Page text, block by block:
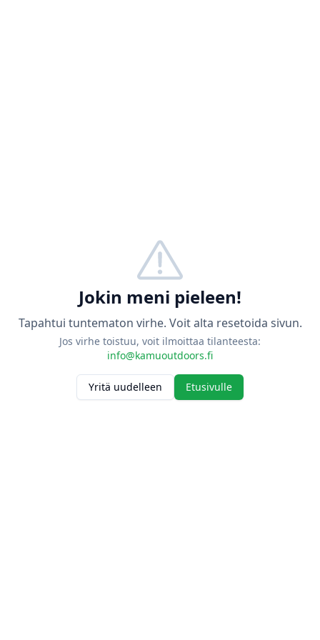
Jokin meni pieleen!
Tapahtui tuntematon virhe. Voit alta resetoida sivun.
Jos virhe toistuu, voit ilmoittaa tilanteesta:
info@kamuoutdoors.fi
Yritä uudelleen Etusivulle